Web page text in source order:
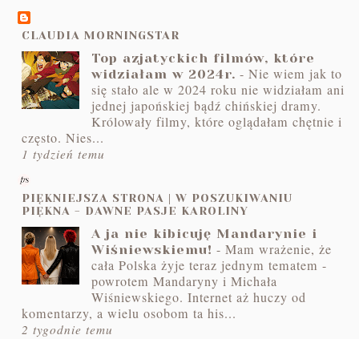
CLAUDIA MORNINGSTAR
Top azjatyckich filmów, które
widziałam w 2024r. -Nie wiem jak to
się stało ale w 2024 roku nie widziałam ani
jednej japońskiej bądź chińskiej dramy.
Królowały filmy, które oglądałam chętnie i
często. Nies...
1 tydzień temu
PIĘKNIEJSZA STRONA | W POSZUKIWANIU
PIĘKNA - DAWNE PASJE KAROLINY
A ja nie kibicuję Mandarynie i
Wiśniewskiemu! -Mam wrażenie, że
cała Polska żyje teraz jednym tematem -
powrotem Mandaryny i Michała
Wiśniewskiego. Internet aż huczy od
komentarzy, a wielu osobom ta his...
2 tygodnie temu